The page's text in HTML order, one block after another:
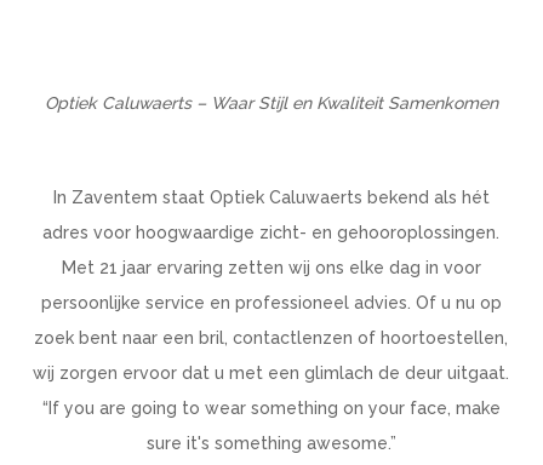
Optiek Caluwaerts – Waar Stijl en Kwaliteit Samenkomen
In Zaventem staat Optiek Caluwaerts bekend als hét
adres voor hoogwaardige zicht- en gehooroplossingen.
Met 21 jaar ervaring zetten wij ons elke dag in voor
persoonlijke service en professioneel advies. Of u nu op
zoek bent naar een bril, contactlenzen of hoortoestellen,
wij zorgen ervoor dat u met een glimlach de deur uitgaat.
“If you are going to wear something on your face, make
sure it's something awesome.”